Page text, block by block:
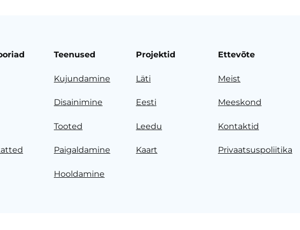
Teenused
Kujundamine
Disainimine
Tooted
Paigaldamine
Hooldamine
Projektid
Läti
Eesti
Leedu
Kaart
Ettevõte
Meist
Meeskond
Kontaktid
Privaatsuspoliitika